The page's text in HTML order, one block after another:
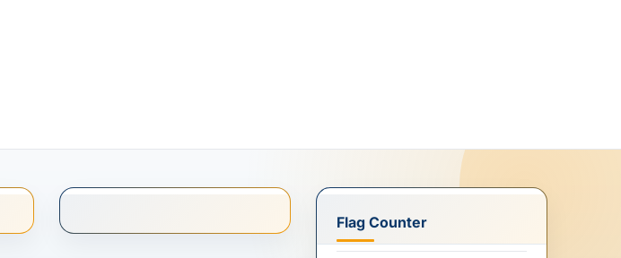
Flag Counter